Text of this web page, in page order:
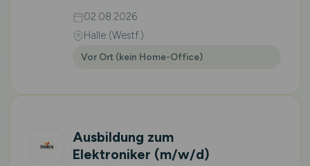
02.08.2026
Halle (Westf.)
Vor Ort (kein Home-Office)
Ausbildung zum
Elektroniker (m/w/d)